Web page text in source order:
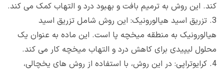
کند. این روش به ترمیم بافت و بهبود درد و التهاب کمک می کند.
3. تزریق اسید هیالورونیک: این روش شامل تزریق اسید
هیالورونیک به منطقه میخچه پا است. این ماده به عنوان یک
محلول لیپیدی برای کاهش درد و التهاب میخچه کار می کند.
4. کرایوتراپی: در این روش، با استفاده از روش های یخچالی،